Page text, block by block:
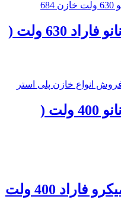
خازن پلی استر 680 نانو فاراد 630 ولت (
خازن پلی استر 470 نانو 400 ولت (
خازن پلی استر 2.2 میکرو فاراد 400 ولت